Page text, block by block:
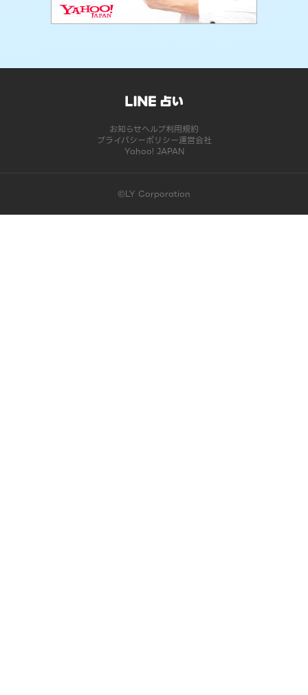
お知らせヘルプ利用規約
プライバシーポリシー運営会社
Yahoo! JAPAN
©LY Corporation
このコンテンツは掲載が終了しました | LINE占い